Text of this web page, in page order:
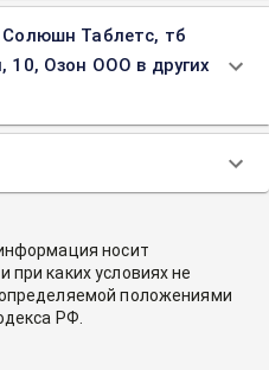
Солюшн Таблетс, тб
10, Озон ООО в других
носит
каких условиях не
положениями
РФ.